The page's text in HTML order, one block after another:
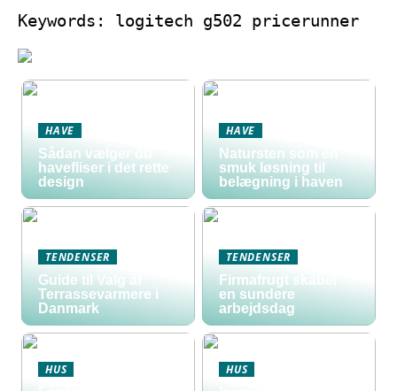
Keywords: logitech g502 pricerunner
HAVE
Sådan vælger du
havefliser i det rette
design
HAVE
Natursten som en
smuk løsning til
belægning i haven
TENDENSER
Guide til Valg af
Terrassevarmere i
Danmark
TENDENSER
Firmafrugt skaber
en sundere
arbejdsdag
HUS HUS